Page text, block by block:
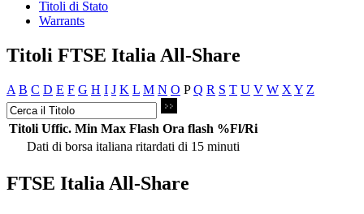
Titoli di Stato
Warrants
Titoli FTSE Italia All-Share
A B C D E F G H I J K L M N O PQ R S T U V W X Y Z
Titoli Uffic. Min Max Flash Ora flash %Fl/Ri
Dati di borsa italiana ritardati di 15 minuti
FTSE Italia All-Share